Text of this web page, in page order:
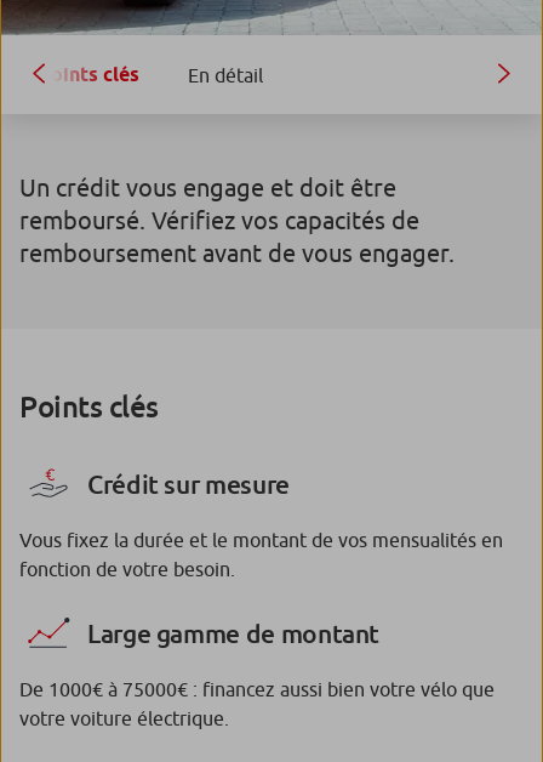
Points clés En détail
Un crédit vous engage et doit être
remboursé. Vérifiez vos capacités de
remboursement avant de vous engager.
Points clés
Crédit sur mesure
Vous fixez la durée et le montant de vos mensualités en
fonction de votre besoin.
Large gamme de montant
De 1000€ à 75000€ : financez aussi bien votre vélo que
votre voiture électrique.